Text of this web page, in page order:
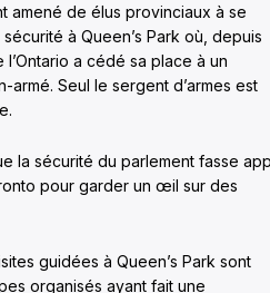
amené de élus provinciaux à se
à Queen’s Park où, depuis
a cédé sa place à un
Seul le sergent d’armes est
la sécurité du parlement fasse
pour garder un œil sur des
guidées à Queen’s Park sont
organisés ayant fait une